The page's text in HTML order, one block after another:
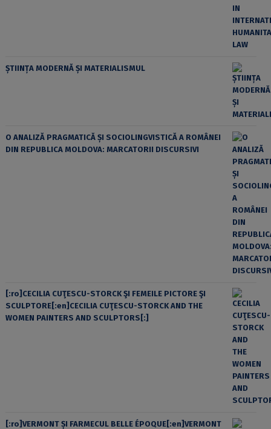
ȘTIINȚA MODERNĂ ȘI MATERIALISMUL
O ANALIZĂ PRAGMATICĂ ȘI SOCIOLINGVISTICĂ A ROMÂNEI
DIN REPUBLICA MOLDOVA: MARCATORII DISCURSIVI
[:ro]CECILIA CUŢESCU-STORCK ŞI FEMEILE PICTORE ŞI
SCULPTORE[:en]CECILIA CUŢESCU-STORCK AND THE
WOMEN PAINTERS AND SCULPTORS[:]
[:ro]VERMONT ȘI FARMECUL BELLE ÉPOQUE[:en]VERMONT